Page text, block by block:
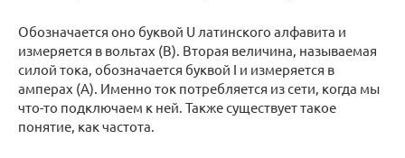
Обозначается оно буквой U латинского алфавита и
измеряется в вольтах (В). Вторая величина, называемая
силой тока, обозначается буквой I и измеряется в
амперах (А). Именно ток потребляется из сети, когда мы
что-то подключаем к ней. Также существует такое
понятие, как частота.